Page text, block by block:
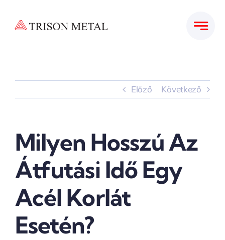
Előző Következő
Milyen Hosszú Az
Átfutási Idő Egy
Acél Korlát
Esetén?